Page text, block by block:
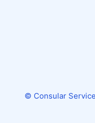
© Consular